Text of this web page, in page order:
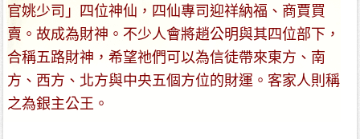
官姚少司」四位神仙，四仙專司迎祥納福、商賈買
賣。故成為財神。不少人會將趙公明與其四位部下，
合稱五路財神，希望祂們可以為信徒帶來東方、南
方、西方、北方與中央五個方位的財運。客家人則稱
之為銀主公王。